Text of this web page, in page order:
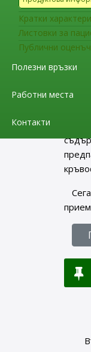
Кратки
Листовки за
Публични
Полезни връзки
Работни места
Контакти
има